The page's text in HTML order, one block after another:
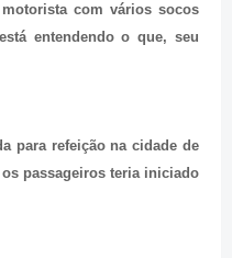
com vários socos
entendendo o que, seu
para refeição na cidade de
passageiros teria iniciado